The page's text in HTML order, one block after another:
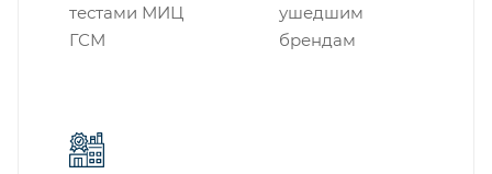
тестами МИЦ
ГСМ
ушедшим
брендам